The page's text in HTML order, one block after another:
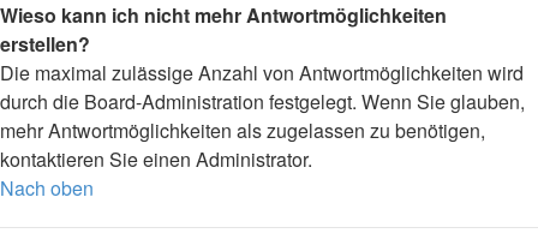
Wieso kann ich nicht mehr Antwortmöglichkeiten
erstellen?
Die maximal zulässige Anzahl von Antwortmöglichkeiten wird
durch die Board-Administration festgelegt. Wenn Sie glauben,
mehr Antwortmöglichkeiten als zugelassen zu benötigen,
kontaktieren Sie einen Administrator.
Nach oben